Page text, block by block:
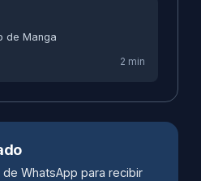
de Manga
2 min
WhatsApp para recibir